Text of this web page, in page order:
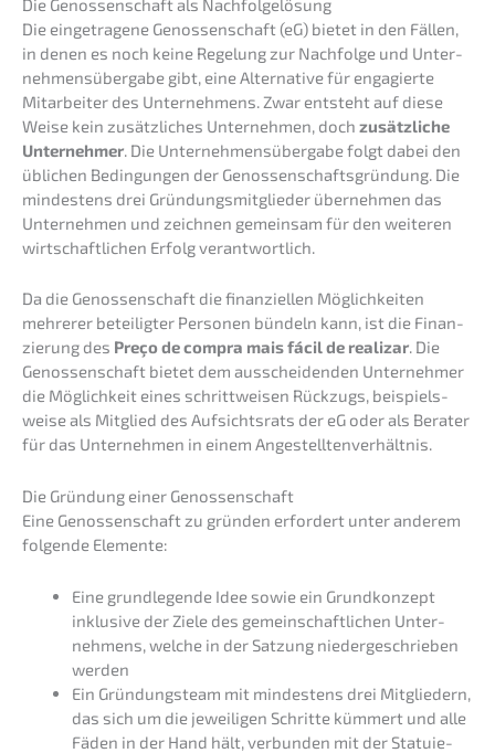
Die Genos­sen­schaft als Nachfolgelösung
Die einge­tra­ge­ne Genos­sen­schaft (eG) bietet in den Fällen,
in denen es noch keine Regelung zur Nachfol­ge und Unter­
neh­mens­über­ga­be gibt, eine Alter­na­ti­ve für engagier­te
Mitar­bei­ter des Unter­neh­mens. Zwar entsteht auf diese
Weise kein zusätz­li­ches Unter­neh­men, doch zusätz­li­che
Unter­neh­mer. Die Unter­neh­mens­über­ga­be folgt dabei den
üblichen Bedin­gun­gen der Genos­sen­schafts­grün­dung. Die
mindes­tens drei Gründungs­mit­glie­der überneh­men das
Unter­neh­men und zeich­nen gemein­sam für den weite­ren
wirtschaft­li­chen Erfolg verantwortlich.
Da die Genos­sen­schaft die finan­zi­el­len Möglich­kei­ten
mehre­rer betei­lig­ter Perso­nen bündeln kann, ist die Finan­
zie­rung des Preço de compra mais fácil de reali­zar. Die
Genos­sen­schaft bietet dem ausschei­den­den Unter­neh­mer
die Möglich­keit eines schritt­wei­sen Rückzugs, beispiels­
wei­se als Mitglied des Aufsichts­rats der eG oder als Berater
für das Unter­neh­men in einem Angestelltenverhältnis.
Die Gründung einer Genossenschaft
Eine Genos­sen­schaft zu gründen erfor­dert unter anderem
folgen­de Elemente:
Eine grund­le­gen­de Idee sowie ein Grund­kon­zept
inklu­si­ve der Ziele des gemein­schaft­li­chen Unter­
neh­mens, welche in der Satzung nieder­ge­schrie­ben
werden
Ein Gründungs­team mit mindes­tens drei Mitglie­dern,
das sich um die jewei­li­gen Schrit­te kümmert und alle
Fäden in der Hand hält, verbun­den mit der Statu­ie­